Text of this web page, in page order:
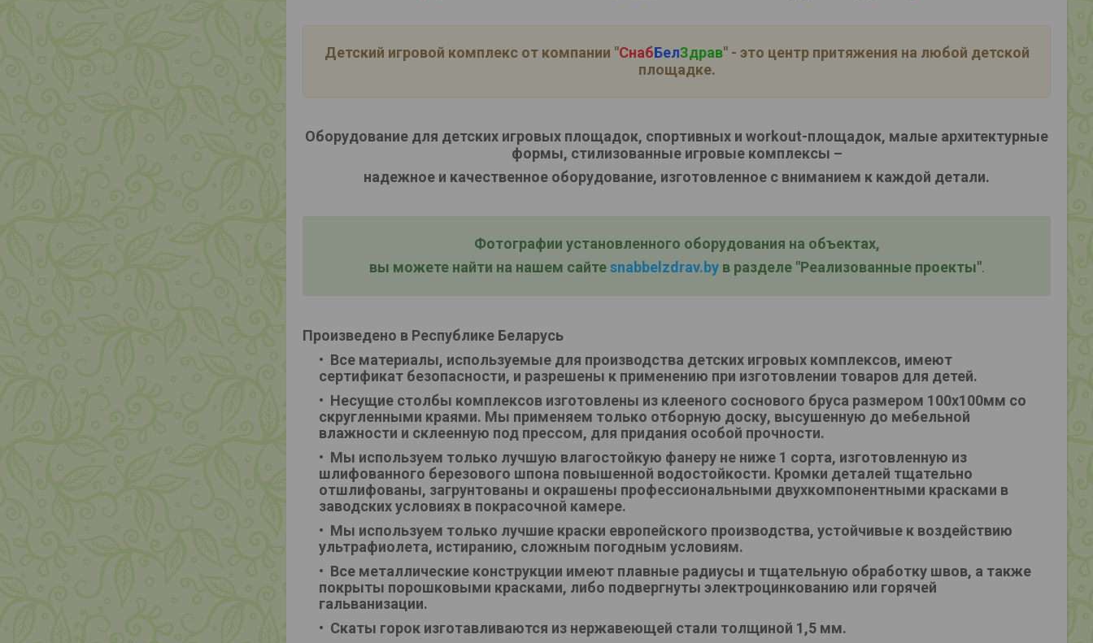
Детский игровой комплекс от компании "СнабБелЗдрав"- это центр притяжения на любой детской
площадке.
Оборудование для детских игровых площадок, спортивных и workout-площадок, малые архитектурные
формы, стилизованные игровые комплексы –
надежное и качественное оборудование, изготовленное с вниманием к каждой детали.
Фотографии установленного оборудования на объектах,
вы можете найти на нашем сайтеsnabbelzdrav.byв разделе "Реализованные проекты".
Произведено в Республике Беларусь
Все материалы, используемые для производства детских игровых комплексов, имеют
сертификат безопасности, и разрешены к применению при изготовлении товаров для детей.
Несущие столбы комплексов изготовлены из клееного соснового бруса размером 100х100мм со
скругленными краями. Мы применяем только отборную доску, высушенную до мебельной
влажности и склеенную под прессом, для придания особой прочности.
Мы используем только лучшую влагостойкую фанеру не ниже 1 сорта, изготовленную из
шлифованного березового шпона повышенной водостойкости. Кромки деталей тщательно
отшлифованы, загрунтованы и окрашены профессиональными двухкомпонентными красками в
заводских условиях в покрасочной камере.
Мы используем только лучшие краски европейского производства, устойчивые к воздействию
ультрафиолета, истиранию, сложным погодным условиям.
Все металлические конструкции имеют плавные радиусы и тщательную обработку швов, а также
покрыты порошковыми красками, либо подвергнуты электроцинкованию или горячей
гальванизации.
Скаты горок изготавливаются из нержавеющей стали толщиной 1,5 мм.